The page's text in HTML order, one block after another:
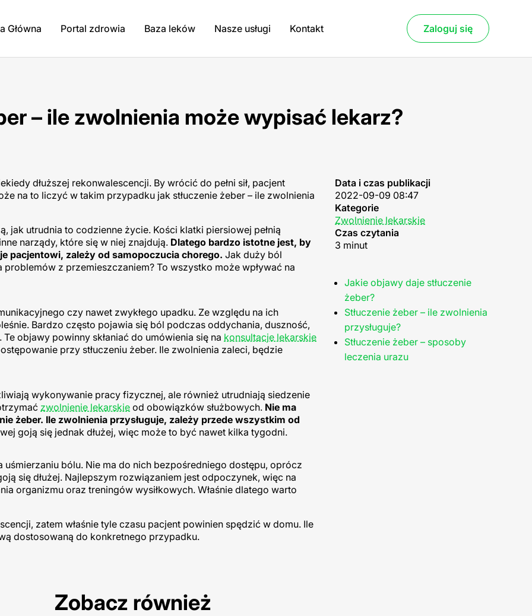
Główna Portal zdrowia Baza leków Nasze usługi Kontakt Zaloguj się
– ile zwolnienia może wypisać lekarz?
Data i czas publikacji
2022-09-09 08:47
Kategorie
Zwolnienie lekarskie
Czas czytania
3 minut
Jakie objawy daje stłuczenie
żeber?
Stłuczenie żeber – ile zwolnienia
przysługuje?
Stłuczenie żeber – sposoby
leczenia urazu
dłuższej rekonwalescencji. By wrócić do pełni sił, pacjent
na to liczyć w takim przypadku jak stłuczenie żeber – ile zwolnienia
jak utrudnia to codzienne życie. Kości klatki piersiowej pełnią
narządy, które się w niej znajdują. Dlatego bardzo istotne jest, by
pacjentowi, zależy od samopoczucia chorego. Jak duży ból
z przemieszczaniem? To wszystko może wpływać na
czy nawet zwykłego upadku. Ze względu na ich
Bardzo często pojawia się ból podczas oddychania, duszność,
objawy powinny skłaniać do umówienia się na konsultacje lekarskie
przy stłuczeniu żeber. Ile zwolnienia zaleci, będzie
wykonywanie pracy fizycznej, ale również utrudniają siedzenie
zwolnienie lekarskie od obowiązków służbowych. Nie ma
żeber. Ile zwolnienia przysługuje, zależy przede wszystkim od
goją się jednak dłużej, więc może to być nawet kilka tygodni.
bólu. Nie ma do nich bezpośredniego dostępu, oprócz
się dłużej. Najlepszym rozwiązaniem jest odpoczynek, więc na
organizmu oraz treningów wysiłkowych. Właśnie dlatego warto
zatem właśnie tyle czasu pacjent powinien spędzić w domu. Ile
dostosowaną do konkretnego przypadku.
Zobacz również